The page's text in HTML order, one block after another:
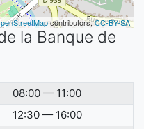
contributors,CC-BY-SA
la Banque de
08:00 — 11:00
12:30 — 16:00